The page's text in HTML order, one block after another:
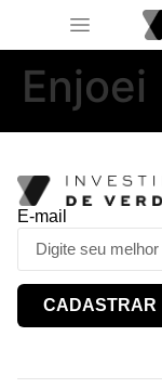
Enjoei
E-mail
CADASTRAR